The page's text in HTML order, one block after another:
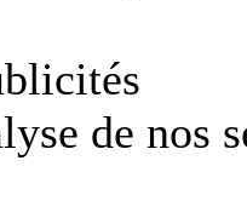
de nos